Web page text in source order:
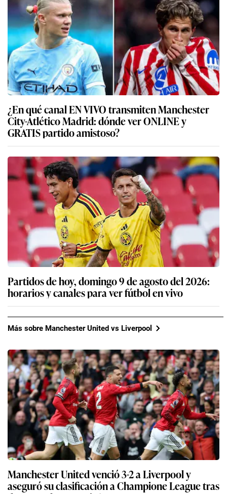
¿En qué canal EN VIVO transmiten Manchester
City-Atlético Madrid: dónde ver ONLINE y
GRATIS partido amistoso?
Partidos de hoy, domingo 9 de agosto del 2026:
horarios y canales para ver fútbol en vivo
Más sobre Manchester United vs Liverpool
Manchester United venció 3-2 a Liverpool y
aseguró su clasificación a Champione League tras